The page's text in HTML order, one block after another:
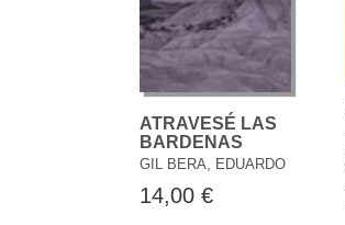
ATRAVESÉ LAS
BARDENAS
GIL BERA, EDUARDO
14,00 €